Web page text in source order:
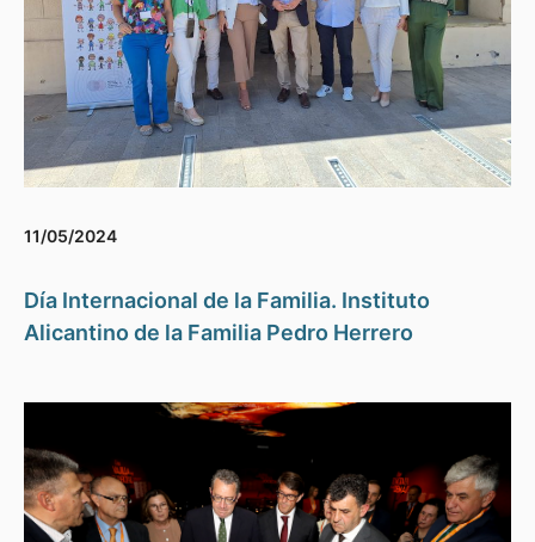
11/05/2024
Día Internacional de la Familia. Instituto
Alicantino de la Familia Pedro Herrero